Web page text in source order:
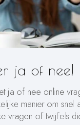
ja of nee!
ja of nee online
manier om snel
vragen of twijfels